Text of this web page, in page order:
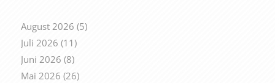
August 2026 (5)
Juli 2026 (11)
Juni 2026 (8)
Mai 2026 (26)